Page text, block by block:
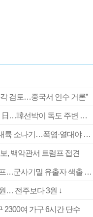
검토…중국서 인수 거론”
[속보] 여전히 ‘독도는 우리땅’ 외치는 日…韓선박이 독도 주변 해양조사 활동하자 반발
부산 울산 경남 구름 많고 경남 북서내륙 소나기…폭염·열대야 계속
, 백악관서 트럼프 접견
‘탄약 부족 사태’ 보도에 격노한 트럼프…군사기밀 유출자 색출 지시
… 전주보다 3원 ↓
2300여 가구 6시간 단수